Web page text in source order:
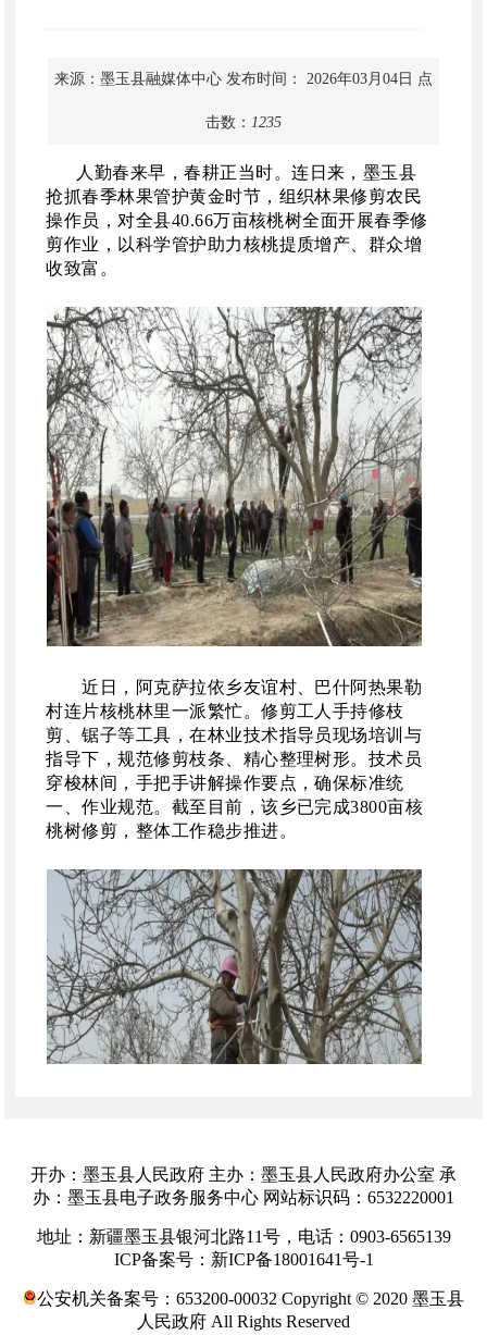
来源：墨玉县融媒体中心 发布时间： 2026年03月04日 点
击数： 1235
人勤春来早，春耕正当时。连日来，墨玉县
抢抓春季林果管护黄金时节，组织林果修剪农民
操作员，对全县40.66万亩核桃树全面开展春季修
剪作业，以科学管护助力核桃提质增产、群众增
收致富。
近日，阿克萨拉依乡友谊村、巴什阿热果勒
村连片核桃林里一派繁忙。修剪工人手持修枝
剪、锯子等工具，在林业技术指导员现场培训与
指导下，规范修剪枝条、精心整理树形。技术员
穿梭林间，手把手讲解操作要点，确保标准统
一、作业规范。截至目前，该乡已完成3800亩核
桃树修剪，整体工作稳步推进。
巴什阿热果勒村村民麦麦提阿卜杜拉 ·图尔荪
托合提笑着说：“科学修剪能提高产量，我已经
修剪完5亩核桃树，今年秋天一定能迎来好收
成。”吐外特乡坚持技术先行，通过现场示范、
开办：墨玉县人民政府 主办：墨玉县人民政府办公室 承
办：墨玉县电子政务服务中心 网站标识码：6532220001
地址：新疆墨玉县银河北路11号，电话：0903-6565139
ICP备案号：新ICP备18001641号-1
公安机关备案号：653200-00032 Copyright © 2020 墨玉县
人民政府 All Rights Reserved